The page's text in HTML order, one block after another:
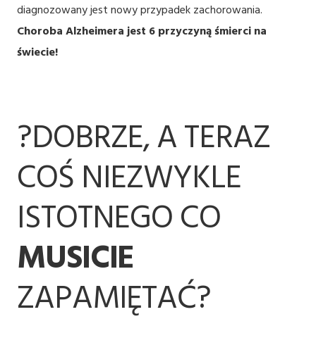
diagnozowany jest nowy przypadek zachorowania.
Choroba Alzheimera jest 6 przyczyną śmierci na
świecie!
?DOBRZE, A TERAZ
COŚ NIEZWYKLE
ISTOTNEGO CO
MUSICIE
ZAPAMIĘTAĆ?